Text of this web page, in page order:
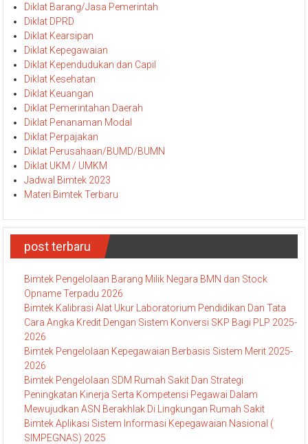
Diklat Aparatur Desa/Lurah/Camat
Diklat Barang dan Aset
Diklat Barang/Jasa Pemerintah
Diklat DPRD
Diklat Kearsipan
Diklat Kepegawaian
Diklat Kependudukan dan Capil
Diklat Kesehatan
Diklat Keuangan
Diklat Pemerintahan Daerah
Diklat Penanaman Modal
Diklat Perpajakan
Diklat Perusahaan/BUMD/BUMN
Diklat UKM / UMKM
Materi Bimtek Terbaru
post terbaru
Bimtek Pengelolaan Barang Milik Negara BMN dan Stock
Opname Terpadu 2026
Bimtek Kalibrasi Alat Ukur Laboratorium Pendidikan Dan Tata
Cara Angka Kredit Dengan Sistem Konversi SKP Bagi PLP 2025-
2026
Bimtek Pengelolaan Kepegawaian Berbasis Sistem Merit 2025-
2026
Bimtek Pengelolaan SDM Rumah Sakit Dan Strategi
Peningkatan Kinerja Serta Kompetensi Pegawai Dalam
Mewujudkan ASN Berakhlak Di Lingkungan Rumah Sakit